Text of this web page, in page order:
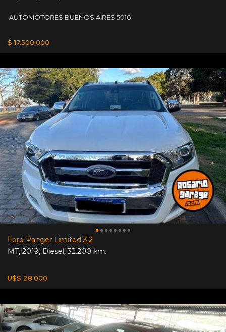
AUTOMOTORES BUENOS AIRES 5016
$ 17.500.000
Ford Ranger Limited 3.2
MT, 2019, Diesel,32.200 km.
U$S 28.000